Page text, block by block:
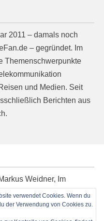
2011 – damals noch
– gegründet. Im
Themenschwerpunkte
und Medien. Seit
Berichten aus
Weidner, Im
E-Mail:
Michel
verwendet Cookies. Wenn du
der Verwendung von Cookies zu.